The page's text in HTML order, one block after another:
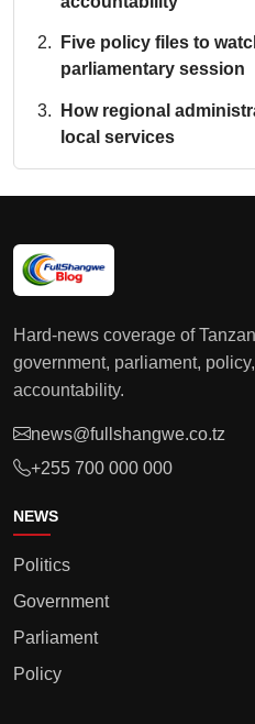
Five policy files to
parliamentary session
How regional
local services
Hard-news coverage of
government, parliament,
accountability.
news@fullshangwe.co.tz
+255 700 000 000
NEWS
Politics
Government
Parliament
Policy